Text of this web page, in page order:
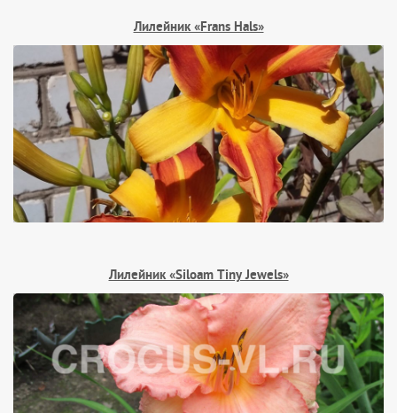
Лилейник «Frans Hals»
Лилейник «Siloam Tiny Jewels»